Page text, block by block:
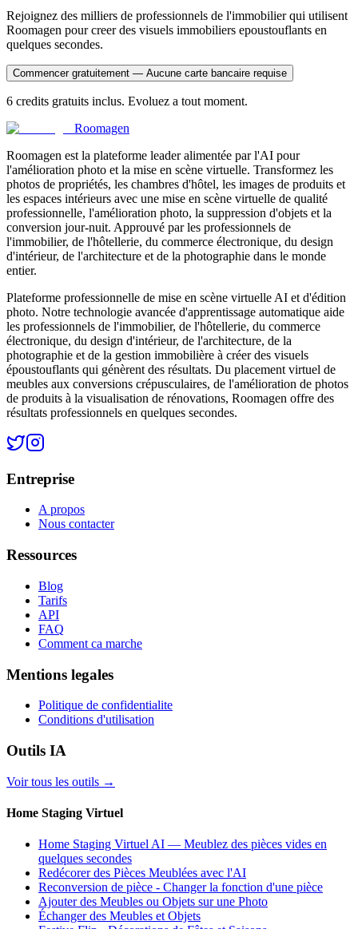
Rejoignez des milliers de professionnels de l'immobilier qui utilisent
Roomagen pour creer des visuels immobiliers epoustouflants en
quelques secondes.
Commencer gratuitement — Aucune carte bancaire requise
6 credits gratuits inclus. Evoluez a tout moment.
Roomagen
Roomagen est la plateforme leader alimentée par l'AI pour
l'amélioration photo et la mise en scène virtuelle. Transformez les
photos de propriétés, les chambres d'hôtel, les images de produits et
les espaces intérieurs avec une mise en scène virtuelle de qualité
professionnelle, l'amélioration photo, la suppression d'objets et la
conversion jour-nuit. Approuvé par les professionnels de
l'immobilier, de l'hôtellerie, du commerce électronique, du design
d'intérieur, de l'architecture et de la photographie dans le monde
entier.
Plateforme professionnelle de mise en scène virtuelle AI et d'édition
photo. Notre technologie avancée d'apprentissage automatique aide
les professionnels de l'immobilier, de l'hôtellerie, du commerce
électronique, du design d'intérieur, de l'architecture, de la
photographie et de la gestion immobilière à créer des visuels
époustouflants qui génèrent des résultats. Du placement virtuel de
meubles aux conversions crépusculaires, de l'amélioration de photos
de produits à la visualisation de rénovations, Roomagen offre des
résultats professionnels en quelques secondes.
Entreprise
A propos
Nous contacter
Ressources
Blog
Tarifs
API
FAQ
Comment ca marche
Mentions legales
Politique de confidentialite
Conditions d'utilisation
Outils IA
Voir tous les outils →
Home Staging Virtuel
Home Staging Virtuel AI — Meublez des pièces vides en
quelques secondes
Redécorer des Pièces Meublées avec l'AI
Reconversion de pièce - Changer la fonction d'une pièce
Ajouter des Meubles ou Objets sur une Photo
Échanger des Meubles et Objets